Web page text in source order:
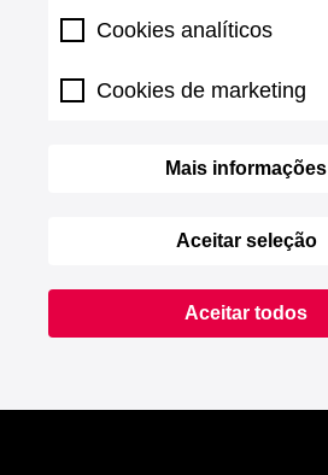
Cookies analíticos
Cookies de marketing
Mais informações
Aceitar seleção
Aceitar todos